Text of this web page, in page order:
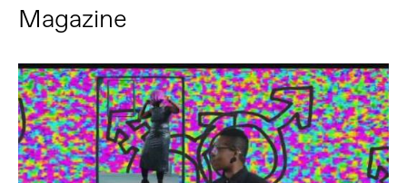
Magazine